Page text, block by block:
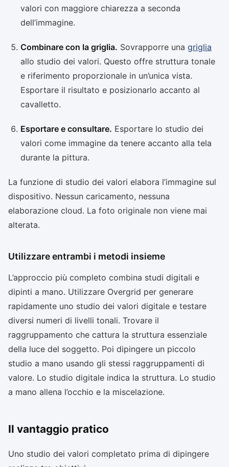
valori con maggiore chiarezza a seconda
dell’immagine.
Combinare con la griglia. Sovrapporre una griglia
allo studio dei valori. Questo offre struttura tonale
e riferimento proporzionale in un’unica vista.
Esportare il risultato e posizionarlo accanto al
cavalletto.
Esportare e consultare. Esportare lo studio dei
valori come immagine da tenere accanto alla tela
durante la pittura.
La funzione di studio dei valori elabora l’immagine sul
dispositivo. Nessun caricamento, nessuna
elaborazione cloud. La foto originale non viene mai
alterata.
Utilizzare entrambi i metodi insieme
L’approccio più completo combina studi digitali e
dipinti a mano. Utilizzare Overgrid per generare
rapidamente uno studio dei valori digitale e testare
diversi numeri di livelli tonali. Trovare il
raggruppamento che cattura la struttura essenziale
della luce del soggetto. Poi dipingere un piccolo
studio a mano usando gli stessi raggruppamenti di
valore. Lo studio digitale indica la struttura. Lo studio
a mano allena l’occhio e la miscelazione.
Il vantaggio pratico
Uno studio dei valori completato prima di dipingere